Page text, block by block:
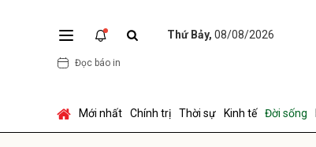
Thứ Bảy, 08/08/2026
Đọc báo in
Mới nhất Chính trị Thời sự Kinh tế Đời sống